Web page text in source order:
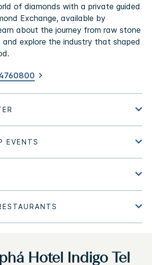
of diamonds with a private guided
Exchange, available by
about the journey from raw stone
and explore the industry that shaped
Hotel Indigo Tel